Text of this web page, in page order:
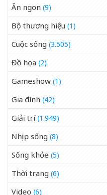
Ăn ngon (9)
Bộ thương hiệu (1)
Cuộc sống (3.505)
Đồ họa (2)
Gameshow (1)
Gia đình (42)
Giải trí(1.949)
Nhịp sống (8)
Sống khỏe (5)
Thời trang (6)
Video (6)